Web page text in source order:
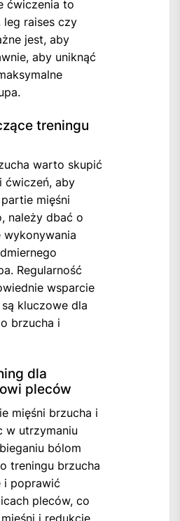
ćwiczenia to
leg raises czy
jest, aby
aby uniknąć
treningu
warto skupić
ćwiczeń, aby
mięśni
należy dbać o
wykonywania
Regularność
wsparcie
kluczowe dla
brzucha i
dla
pleców
mięśni brzucha i
w utrzymaniu
bólom
treningu brzucha
i poprawić
pleców, co
i redukcję